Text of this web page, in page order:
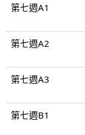
第七週A1
第七週A2
第七週A3
第七週B1